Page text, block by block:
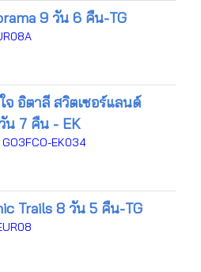
9 วัน 6 คืน-TG
จ อิตาลี สวิตเซอร์แลนด์
น 7 คืน - EK
GO3FCO-EK034
Trails 8 วัน 5 คืน-TG